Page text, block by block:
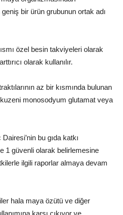
geniş bir ürün grubunun ortak adı
özel besin takviyeleri olarak
olarak kullanılır.
az bir kısmında bulunan
monosodyum glutamat veya
bu gıda katkı
1 güvenli olarak belirlemesine
ilgili raporlar almaya devam
hala maya özütü ve diğer
karşı çıkıyor ve